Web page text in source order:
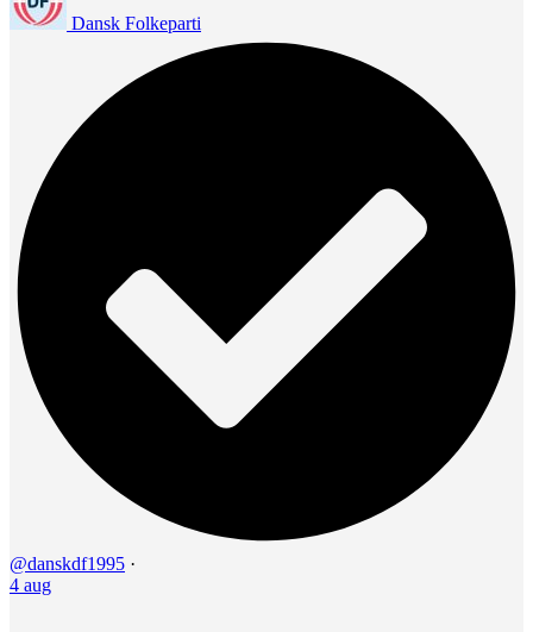
Dansk Folkeparti
@danskdf1995 ·
4 aug